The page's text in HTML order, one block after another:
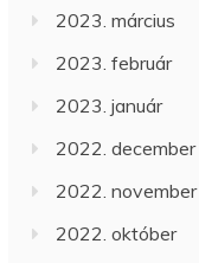
2023. március
2023. február
2023. január
2022. december
2022. november
2022. október